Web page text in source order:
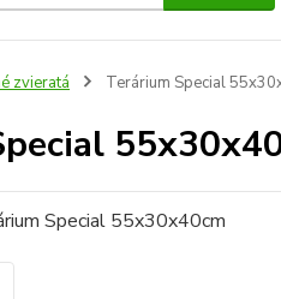
zvieratá Terárium Special